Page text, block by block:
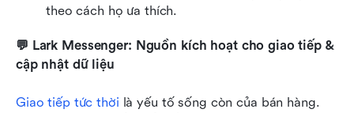
theo cách họ ưa thích.
💬 Lark Messenger: Nguồn kích hoạt cho giao tiếp &
cập nhật dữ liệu
Giao tiếp tức thời